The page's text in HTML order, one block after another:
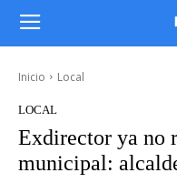
Inicio Local
LOCAL
Exdirector ya no
municipal: